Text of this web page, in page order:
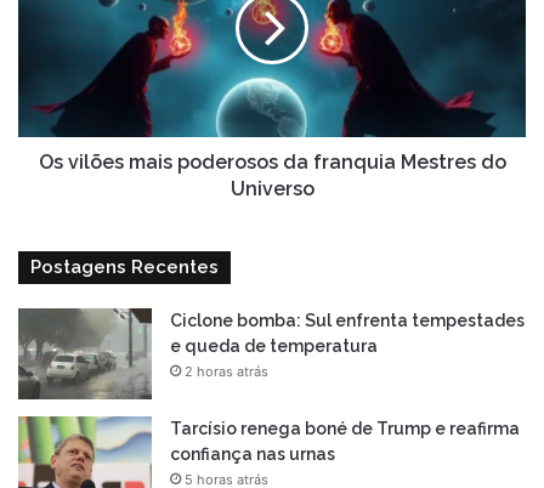
poderosos
do
Universo
Os vilões mais poderosos da franquia Mestres do
Universo
Postagens Recentes
Ciclone bomba: Sul enfrenta tempestades
e queda de temperatura
2 horas atrás
Tarcísio renega boné de Trump e reafirma
confiança nas urnas
5 horas atrás